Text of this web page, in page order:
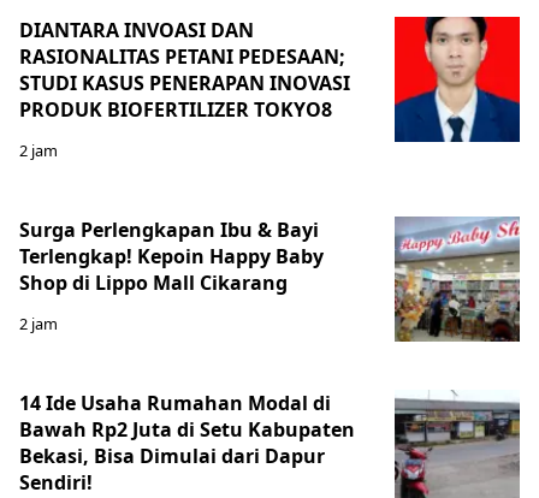
DIANTARA INVOASI DAN
RASIONALITAS PETANI PEDESAAN;
STUDI KASUS PENERAPAN INOVASI
PRODUK BIOFERTILIZER TOKYO8
2 jam
Surga Perlengkapan Ibu & Bayi
Terlengkap! Kepoin Happy Baby
Shop di Lippo Mall Cikarang
2 jam
14 Ide Usaha Rumahan Modal di
Bawah Rp2 Juta di Setu Kabupaten
Bekasi, Bisa Dimulai dari Dapur
Sendiri!